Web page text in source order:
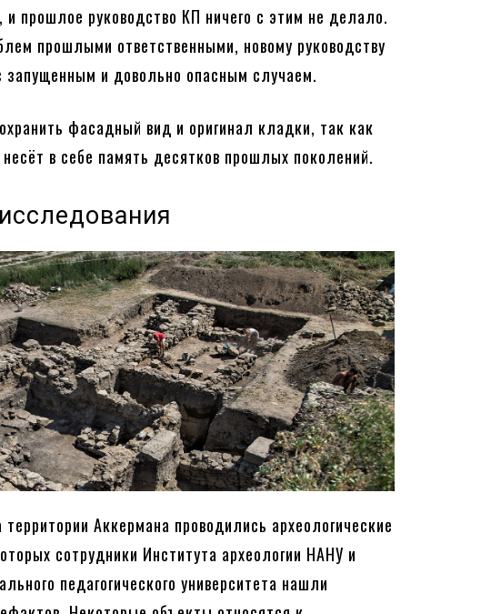
прошлое руководство КП ничего с этим не делало.
прошлыми ответственными, новому руководству
запущенным и довольно опасным случаем.
фасадный вид и оригинал кладки, так как
в себе память десятков прошлых поколений.
Аккермана проводились археологические
сотрудники Института археологии НАНУ и
педагогического университета нашли